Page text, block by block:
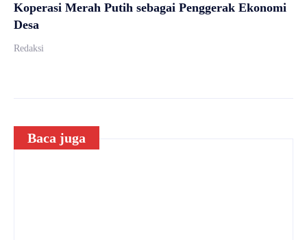
Koperasi Merah Putih sebagai Penggerak Ekonomi
Desa
Redaksi
Baca juga